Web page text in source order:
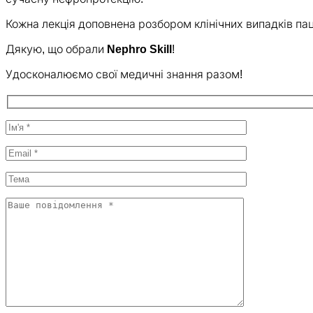
Кожна лекція доповнена розбором клінічних випадків
Дякую, що обрали Nephro Skill !
Удосконалюємо свої медичні знання разом!